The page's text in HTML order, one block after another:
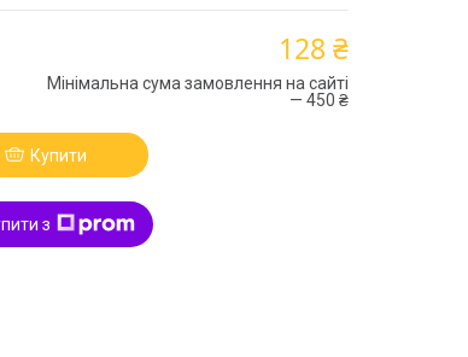
128 ₴
Мінімальна сума замовлення на сайті
— 450 ₴
Купити
з